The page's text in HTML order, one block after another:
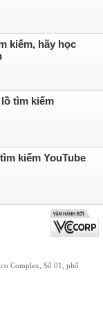
kiếm, hãy học
tìm kiếm
kiếm YouTube
Complex, Số 01, phố